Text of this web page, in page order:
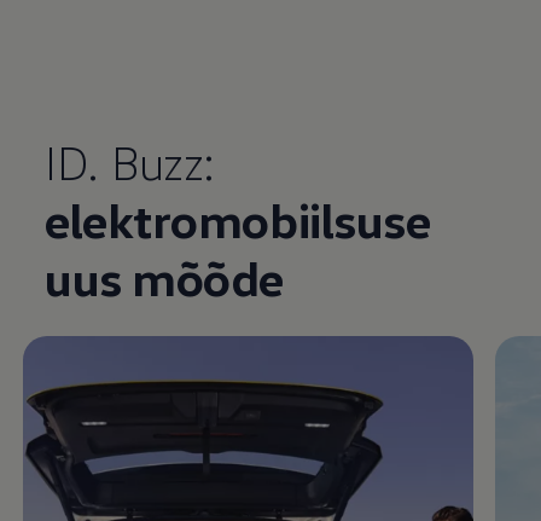
Enable fullscreen mode
ID. Buzz:
elektromobiilsuse
uus mõõde